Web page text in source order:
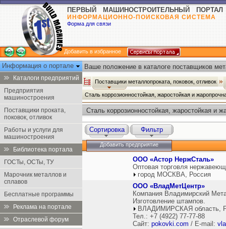
ПЕРВЫЙ МАШИНОСТРОИТЕЛЬНЫЙ ПОРТАЛ
ИНФОРМАЦИОННО-ПОИСКОВАЯ СИСТЕМА
Форма для связи
Добавить в избранное
Информация о портале
Каталоги предприятий
Предприятия
машиностроения
Поставщики проката,
поковок, отливок
Работы и услуги для
машиностроения
Библиотека портала
ГОСТы, ОСТы, ТУ
Марочник металлов и
сплавов
Бесплатные программы
Реклама на портале
Отраслевой форум
Ваше положение в каталоге поставщиков
Поставщики металлопроката, поковок, отливок
Сталь коррозионностойкая, жаростойкая и
Сталь коррозионностойкая, жаростойкая и
поковок, отливок
Сортировка
Фильтр
Добавить предприятие
ООО «Астор НержСталь»
Оптовая торговля
город МОСКВА, Россия
ООО «ВладМетЦентр»
Компания Владимирский
Изготовление штампов.
ВЛАДИМИРСКАЯ область,
Тел.: +7 (4922) 77-77-88
Сайт: pokovki.com / E-mail: